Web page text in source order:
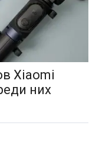
Xiaomi
них